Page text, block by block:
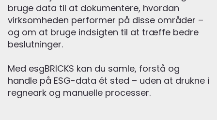
bruge data til at dokumentere, hvordan
virksomheden performer på disse områder –
og om at bruge indsigten til at træffe bedre
beslutninger.
Med esgBRICKS kan du samle, forstå og
handle på ESG-data ét sted – uden at drukne i
regneark og manuelle processer.